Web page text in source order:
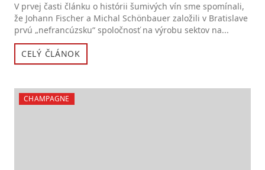
V prvej časti článku o histórii šumivých vín sme spomínali,
že Johann Fischer a Michal Schönbauer založili v Bratislave
prvú „nefrancúzsku“ spoločnosť na výrobu sektov na...
CELÝ ČLÁNOK
CHAMPAGNE